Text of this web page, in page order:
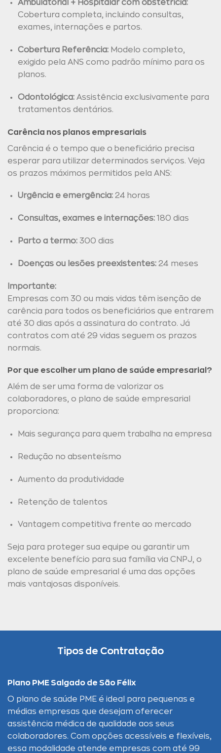
Ambulatorial + Hospitalar com obstetrícia:
Cobertura completa, incluindo consultas,
exames, internações e partos.
Cobertura Referência:Modelo completo,
exigido pela ANS como padrão mínimo para os
planos.
Odontológica:Assistência exclusivamente para
tratamentos dentários.
Carência nos planos empresariais
Carência é o tempo que o beneficiário precisa
esperar para utilizar determinados serviços. Veja
os prazos máximos permitidos pela ANS:
Urgência e emergência:24 horas
Consultas, exames e internações:180 dias
Parto a termo:300 dias
Doenças ou lesões preexistentes:24 meses
Importante:
Empresas com 30 ou mais vidas têm isenção de
carência para todos os beneficiários que entrarem
até 30 dias após a assinatura do contrato. Já
contratos com até 29 vidas seguem os prazos
normais.
Por que escolher um plano de saúde empresarial?
Além de ser uma forma de valorizar os
colaboradores, o plano de saúde empresarial
proporciona:
Mais segurança para quem trabalha na empresa
Redução no absenteísmo
Aumento da produtividade
Retenção de talentos
Vantagem competitiva frente ao mercado
Seja para proteger sua equipe ou garantir um
excelente benefício para sua família via CNPJ, o
plano de saúde empresarial é uma das opções
mais vantajosas disponíveis.
Tipos de Contratação
Plano PME Salgado de São Félix
O plano de saúde PME é ideal para pequenas e
médias empresas que desejam oferecer
assistência médica de qualidade aos seus
colaboradores. Com opções acessíveis e flexíveis,
essa modalidade atende empresas com até 99